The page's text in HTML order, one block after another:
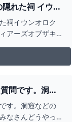
隠れた祠 イウン
の伝説 ティア
OF ZELDA:
祠イウンオロク
アーズオブザキ
ンオロクの祠
ズオブザキング
問です。洞窟
恵袋
す。洞窟などの
なさんどうやっ